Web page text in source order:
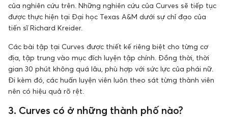
của nghiên cứu trên. Những nghiên cứu của Curves sẽ tiếp tục
được thực hiện tại Đại học Texas A&M dưới sự chỉ đạo của
tiến sĩ Richard Kreider.
Các bài tập tại Curves được thiết kế riêng biệt cho từng cơ
địa, tập trung vào mục đích luyện tập chính. Đồng thời, thời
gian 30 phút không quá lâu, phù hợp với sức lực của phái nữ.
Đi kèm đó, các huấn luyện viên luôn theo sát từng thành viên
nên có hiệu quả rõ rệt.
3. Curves có ở những thành phố nào?